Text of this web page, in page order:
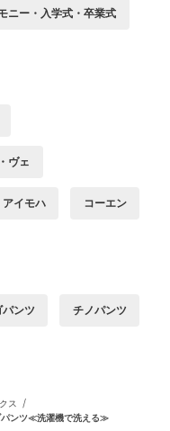
ニー・入学式・卒業式
ヴェ
アイモハ コーエン
パンツ チノパンツ
ス /
パンツ≪洗濯機で洗える≫